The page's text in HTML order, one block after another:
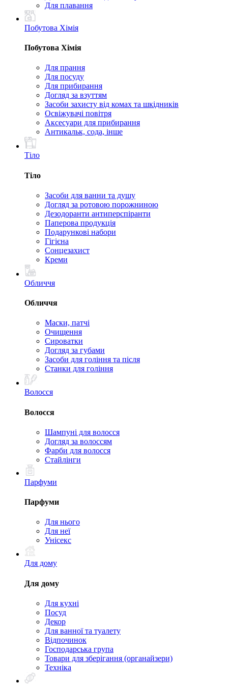
Для плавання
Побутова Хімія
Побутова Хімія
Для прання
Для посуду
Для прибирання
Догляд за взуттям
Засоби захисту від комах та шкідників
Освіжувачі повітря
Аксесуари для прибирання
Антикальк, сода, інше
Тіло
Тіло
Засоби для ванни та душу
Догляд за ротовою порожниною
Дезодоранти антиперспіранти
Паперова продукція
Подарункові набори
Гігієна
Сонцезахист
Креми
Обличчя
Обличчя
Маски, патчі
Очищення
Сироватки
Догляд за губами
Засоби для гоління та після
Станки для гоління
Волосся
Волосся
Шампуні для волосся
Догляд за волоссям
Фарби для волосся
Стайлінги
Парфуми
Парфуми
Для нього
Для неї
Унісекс
Для дому
Для дому
Для кухні
Посуд
Декор
Для ванної та туалету
Відпочинок
Господарська група
Товари для зберігання (органайзери)
Техніка